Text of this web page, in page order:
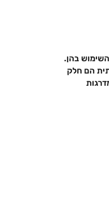
בהן.
הם חלק